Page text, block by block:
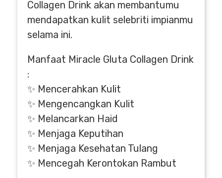
Collagen Drink akan membantumu
mendapatkan kulit selebriti impianmu
selama ini.
Manfaat Miracle Gluta Collagen Drink
:
✨ Mencerahkan Kulit
✨ Mengencangkan Kulit
✨ Melancarkan Haid
✨ Menjaga Keputihan
✨ Menjaga Kesehatan Tulang
✨ Mencegah Kerontokan Rambut